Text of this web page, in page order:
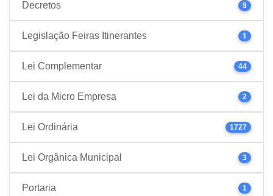
Decretos 9
Legislação Feiras Itinerantes 1
Lei Complementar 44
Lei da Micro Empresa 2
Lei Ordinária 1727
Lei Orgânica Municipal 3
Portaria 1